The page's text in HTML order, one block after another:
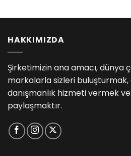
HAKKIMIZDA
Şirketimizin ana amacı, dünya
markalarla sizleri
danışmanlık hizmeti vermek
paylaşmaktır.